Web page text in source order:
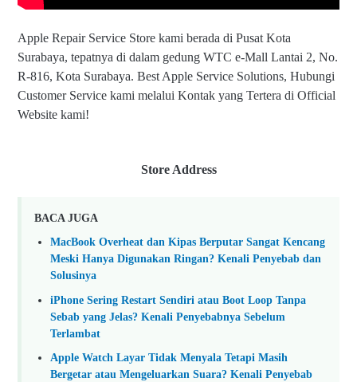
Apple Repair Service Store kami berada di Pusat Kota
Surabaya, tepatnya di dalam gedung WTC e-Mall Lantai 2, No.
R-816, Kota Surabaya. Best Apple Service Solutions, Hubungi
Customer Service kami melalui Kontak yang Tertera di Official
Website kami!
Store Address
BACA JUGA
MacBook Overheat dan Kipas Berputar Sangat Kencang
Meski Hanya Digunakan Ringan? Kenali Penyebab dan
Solusinya
iPhone Sering Restart Sendiri atau Boot Loop Tanpa
Sebab yang Jelas? Kenali Penyebabnya Sebelum
Terlambat
Apple Watch Layar Tidak Menyala Tetapi Masih
Bergetar atau Mengeluarkan Suara? Kenali Penyebab